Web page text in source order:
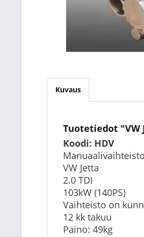
Kuvaus
Tuotetiedot "VW
Koodi: HDV
VW Jetta
2.0 TDI
103kW (140PS)
Vaihteisto on
12 kk takuu
Paino: 49kg